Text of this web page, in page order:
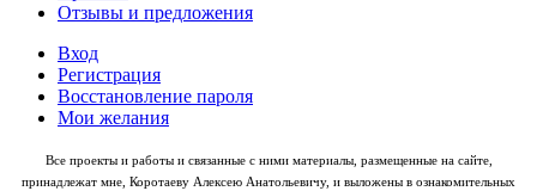
Отзывы и предложения
Вход
Регистрация
Восстановление пароля
Мои желания
Все проекты и работы и связанные с ними материалы, размещенные на сайте,
принадлежат мне, Коротаеву Алексею Анатольевичу, и выложены в ознакомительных